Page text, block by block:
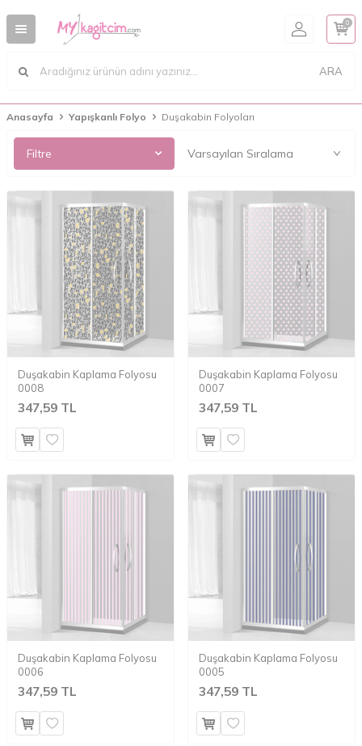
ARA
0
Anasayfa Yapışkanlı Folyo Duşakabin Folyoları
Filtre
Duşakabin Kaplama Folyosu
0008
347,59 TL
Duşakabin Kaplama Folyosu
0007
347,59 TL
Duşakabin Kaplama Folyosu
0006
347,59 TL
Duşakabin Kaplama Folyosu
0005
347,59 TL